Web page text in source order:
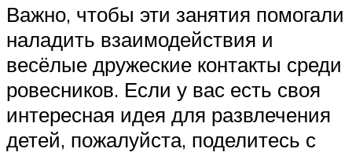
Важно, чтобы эти занятия помогали
наладить взаимодействия и
весёлые дружеские контакты среди
ровесников. Если у вас есть своя
интересная идея для развлечения
детей, пожалуйста, поделитесь с